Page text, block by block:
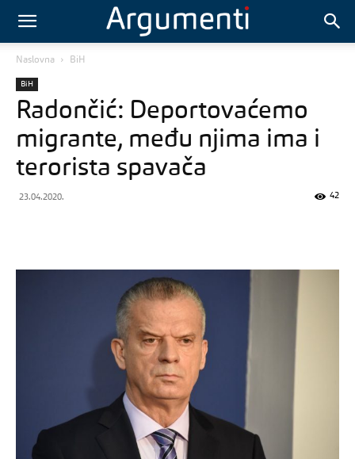
Naslovna BiH
BiH
Radončić: Deportovaćemo
migrante, među njima ima i
terorista spavača
23.04.2020. 42